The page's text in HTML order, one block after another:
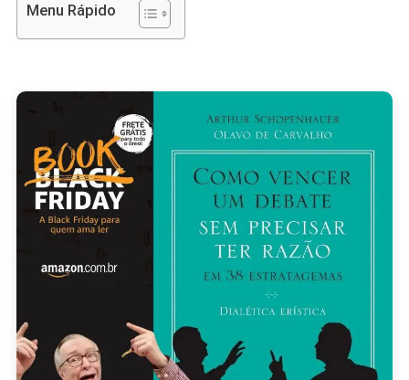
Pede
De
Menu Rápido